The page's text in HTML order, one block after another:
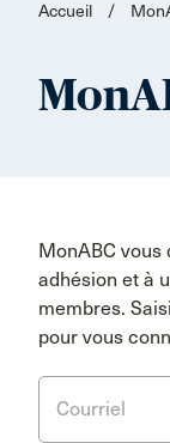
Accueil /
MonABC vous
adhésion et à
membres.
pour vous
Courriel